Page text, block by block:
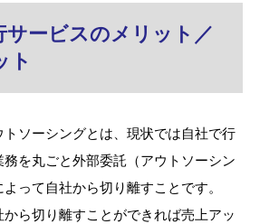
サービスのメリット／
ト
ソーシングとは、現状では自社で行
務を丸ごと外部委託（アウトソーシン
って自社から切り離すことです。
ら切り離すことができれば売上アッ